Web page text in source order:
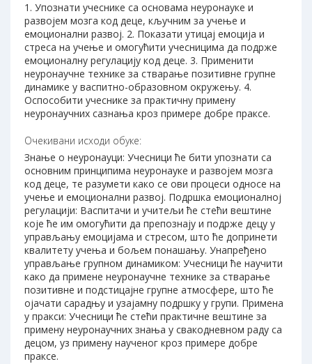
1. Упознати учеснике са основама неуронауке и
развојем мозга код деце, кључним за учење и
емоционални развој. 2. Показати утицај емоција и
стреса на учење и омогућити учесницима да подрже
емоционалну регулацију код деце. 3. Применити
неуронаучне технике за стварање позитивне групне
динамике у васпитно-образовном окружењу. 4.
Оспособити учеснике за практичну примену
неуронаучних сазнања кроз примере добре праксе.
Очекивани исходи обуке:
Знање о неуронауци: Учесници ће бити упознати са
основним принципима неуронауке и развојем мозга
код деце, те разумети како се ови процеси односе на
учење и емоционални развој. Подршка емоционалној
регулацији: Васпитачи и учитељи ће стећи вештине
које ће им омогућити да препознају и подрже децу у
управљању емоцијама и стресом, што ће допринети
квалитету учења и бољем понашању. Унапређено
управљање групном динамиком: Учесници ће научити
како да примене неуронаучне технике за стварање
позитивне и подстицајне групне атмосфере, што ће
ојачати сарадњу и узајамну подршку у групи. Примена
у пракси: Учесници ће стећи практичне вештине за
примену неуронаучних знања у свакодневном раду са
децом, уз примену наученог кроз примере добре
праксе.